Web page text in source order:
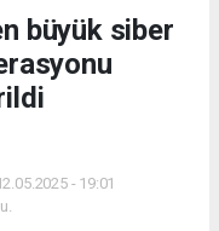
büyük siber
- 19:01